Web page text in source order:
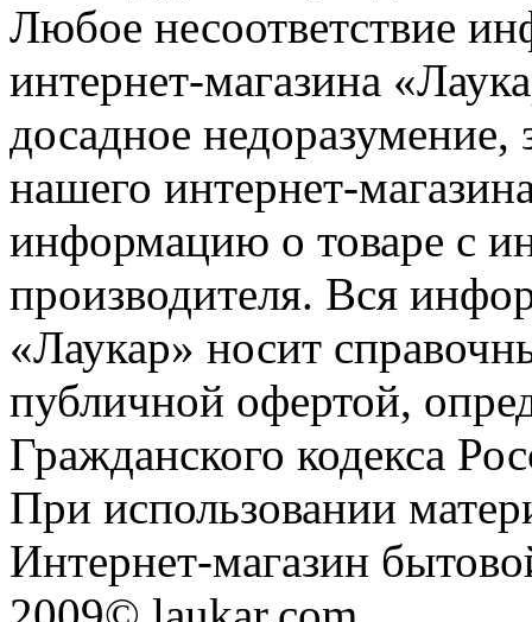
Любое несоответствие
интернет-магазина
досадное недоразумение,
нашего интернет-
информацию о товаре с
производителя. Вся
«Лаукар» носит
публичной офертой,
Гражданского кодекса
При использовании
Интернет-магазин